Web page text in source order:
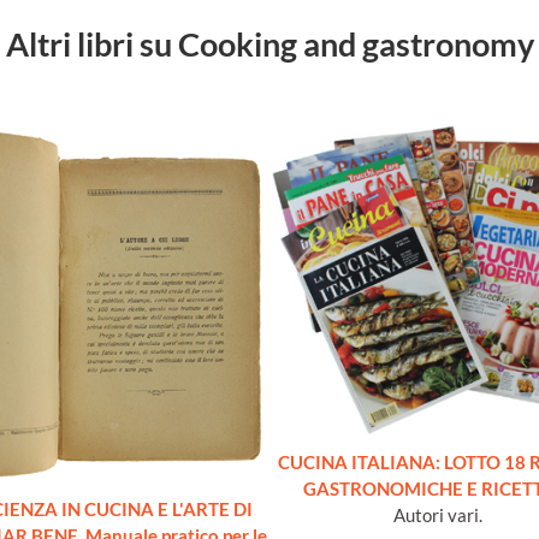
Altri libri su Cooking and gastronomy
IN CUCINA E L'ARTE DI
CUCINA ITALIANA: LOTTO 18
GASTRONOMICHE E
Autori vari.